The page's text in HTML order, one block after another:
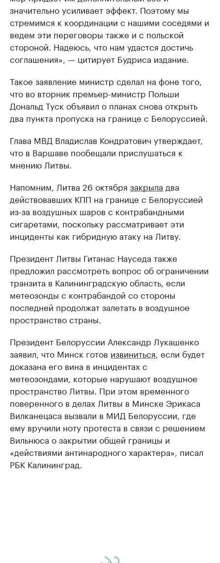
значительно усиливает эффект. Поэтому мы
стремимся к координации с нашими соседями и
ведем эти переговоры также и с польской
стороной. Надеюсь, что нам удастся достичь
соглашения», — цитирует Будриса издание.
Такое заявление министр сделал на фоне того,
что во вторник премьер-министр Польши
Дональд Туск объявил о планах снова открыть
два пункта пропуска на границе с Белоруссией.
Глава МВД Владислав Кондратович утверждает,
что в Варшаве пообещали прислушаться к
мнению Литвы.
Напомним, Литва 26 октября закрыла два
действовавших КПП на границе с Белоруссией
из-за воздушных шаров с контрабандными
сигаретами, поскольку рассматривает эти
инциденты как гибридную атаку на Литву.
Президент Литвы Гитанас Науседа также
предложил рассмотреть вопрос об ограничении
транзита в Калининградскую область, если
метеозонды с контрабандой со стороны
последней продолжат залетать в воздушное
пространство страны.
Президент Белоруссии Александр Лукашенко
заявил, что Минск готов извиниться , если будет
доказана его вина в инцидентах с
метеозондами, которые нарушают воздушное
пространство Литвы. При этом временного
поверенного в делах Литвы в Минске Эрикаса
Вилканецаса вызвали в МИД Белоруссии, где
ему вручили ноту протеста в связи с решением
Вильнюса о закрытии общей границы и
«действиями антинародного характера», писал
РБК Калининград.